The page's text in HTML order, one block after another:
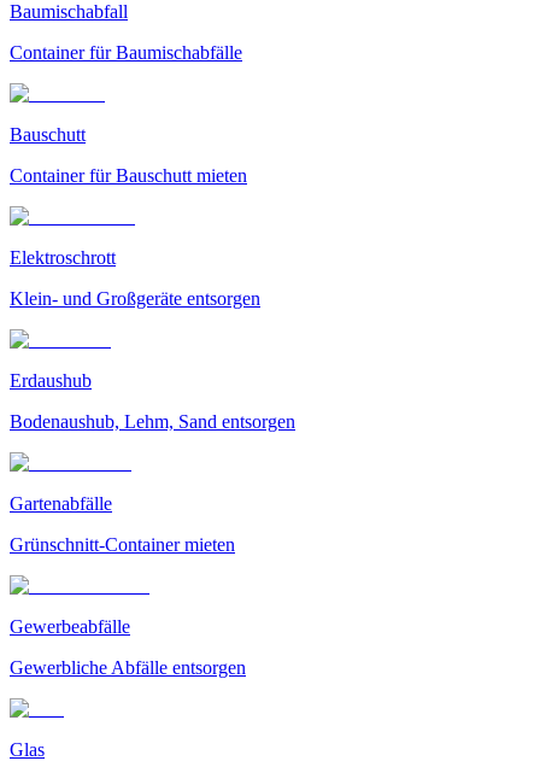
Baumischabfall
Container für Baumischabfälle
Bauschutt
Container für Bauschutt mieten
Elektroschrott
Klein- und Großgeräte entsorgen
Erdaushub
Bodenaushub, Lehm, Sand entsorgen
Gartenabfälle
Grünschnitt-Container mieten
Gewerbeabfälle
Gewerbliche Abfälle entsorgen
Glas